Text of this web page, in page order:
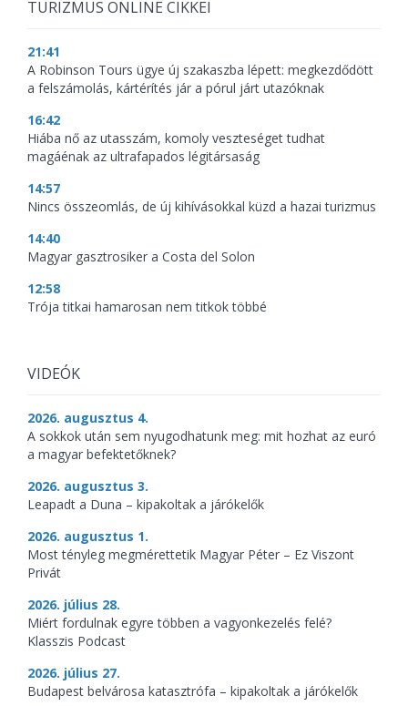
TURIZMUS ONLINE CIKKEI
21:41
A Robinson Tours ügye új szakaszba lépett: megkezdődött
a felszámolás, kártérítés jár a pórul járt utazóknak
16:42
Hiába nő az utasszám, komoly veszteséget tudhat
magáénak az ultrafapados légitársaság
14:57
Nincs összeomlás, de új kihívásokkal küzd a hazai turizmus
14:40
Magyar gasztrosiker a Costa del Solon
12:58
Trója titkai hamarosan nem titkok többé
VIDEÓK
2026. augusztus 4.
A sokkok után sem nyugodhatunk meg: mit hozhat az euró
a magyar befektetőknek?
2026. augusztus 3.
Leapadt a Duna – kipakoltak a járókelők
2026. augusztus 1.
Most tényleg megmérettetik Magyar Péter – Ez Viszont
Privát
2026. július 28.
Miért fordulnak egyre többen a vagyonkezelés felé?
Klasszis Podcast
2026. július 27.
Budapest belvárosa katasztrófa – kipakoltak a járókelők